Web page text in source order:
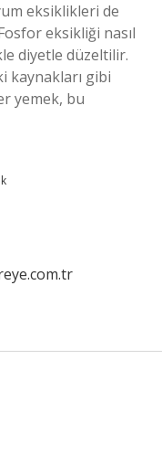
eksiklikleri de
eksikliği nasıl
diyetle düzeltilir.
kaynakları gibi
yemek, bu